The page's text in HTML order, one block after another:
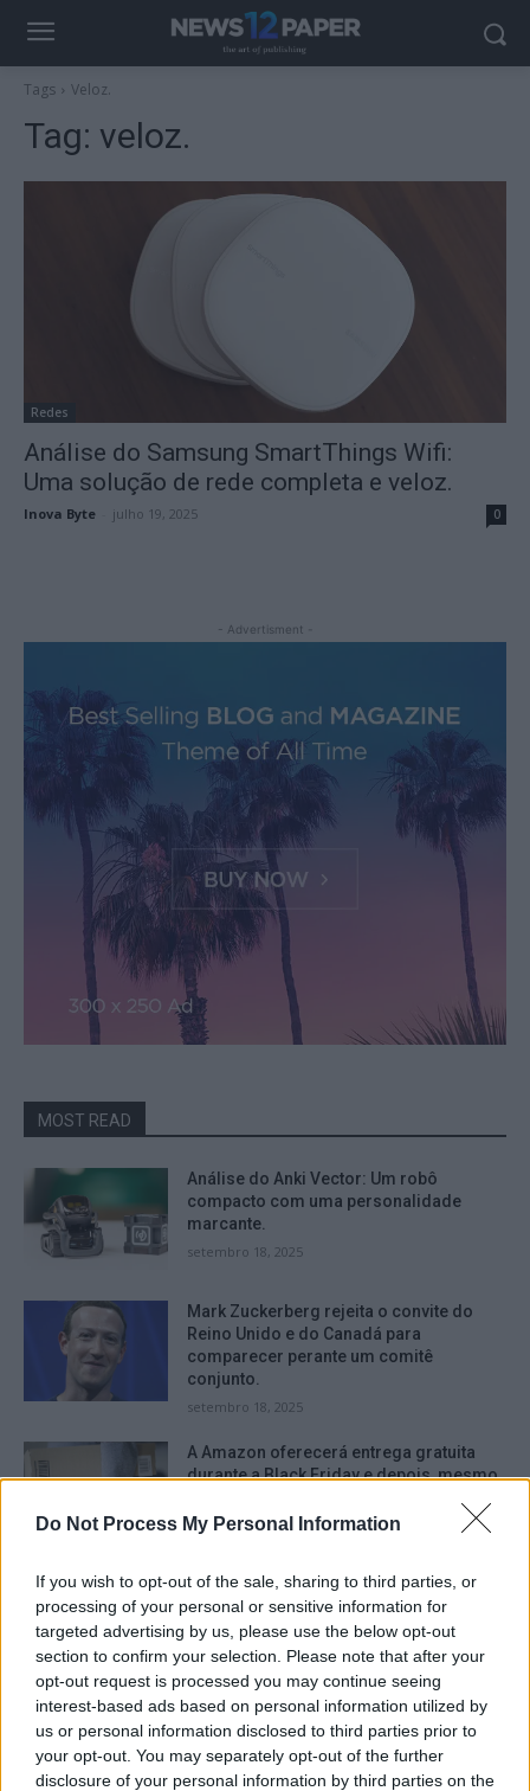
Do Not Process My Personal Information
If you wish to opt-out of the sale, sharing to third parties, or
processing of your personal or sensitive information for
targeted advertising by us, please use the below opt-out
section to confirm your selection. Please note that after your
opt-out request is processed you may continue seeing
interest-based ads based on personal information utilized by
us or personal information disclosed to third parties prior to
your opt-out. You may separately opt-out of the further
disclosure of your personal information by third parties on the
Tags Veloz.
Tag: veloz.
Redes
Análise do Samsung SmartThings Wifi:
Uma solução de rede completa e veloz.
Inova Byte julho 19, 2025 0
- Advertisment -
MOST READ
Análise do Anki Vector: Um robô
compacto com uma personalidade
marcante.
setembro 18, 2025
Mark Zuckerberg rejeita o convite do
Reino Unido e do Canadá para
comparecer perante um comitê
conjunto.
setembro 18, 2025
A Amazon oferecerá entrega gratuita
durante a Black Friday e depois, mesmo
serviço Prime.
Facebook reconhece que não tomou
medidas adequadas para prevenir a
disseminação de conteúdo violento em
Myanmar.
setembro 15, 2025